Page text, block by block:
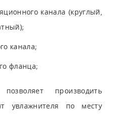
канала (круглый,
канала;
фланца;
производить
увлажнителя по месту